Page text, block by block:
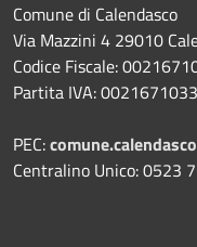
Comune di Calendasco
Via Mazzini 4 29010
Codice Fiscale:
Partita IVA:
PEC:
Centralino Unico: 0523